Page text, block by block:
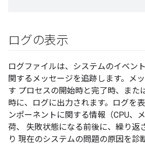
ログの表示
ログファイルは、システムのイベン
関するメッセージを追跡します。メ
す プロセスの開始時と完了時、また
時に、ログに出力されます。ログを
ンポーネントに関する情報（CPU、
荷、 失敗状態になる前後に、繰り返
り 現在のシステムの問題の原因を診